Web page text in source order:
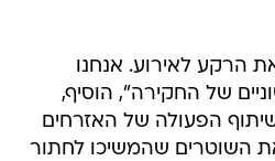
הרקע לאירוע. אנחנו
של החקירה", הוסיף,
הפעולה של האזרחים
השוטרים שהמשיכו לחתור